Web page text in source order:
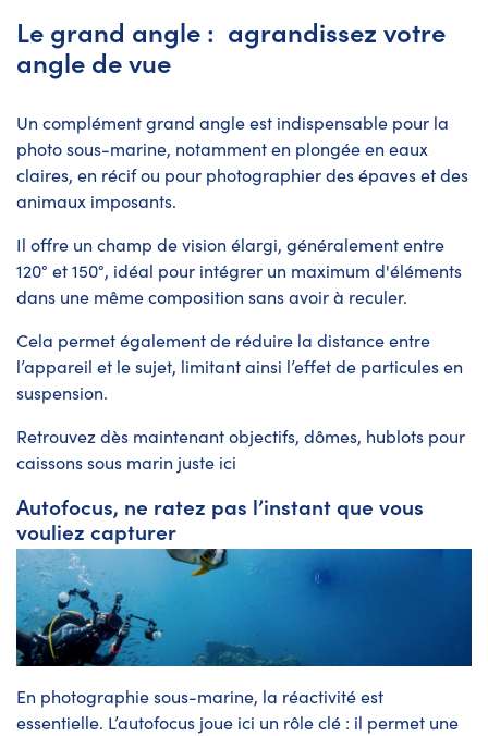
Le grand angle : agrandissez votre
angle de vue
Un complément grand angle est indispensable pour la
photo sous-marine, notamment en plongée en eaux
claires, en récif ou pour photographier des épaves et des
animaux imposants.
Il offre un champ de vision élargi, généralement entre
120° et 150°, idéal pour intégrer un maximum d'éléments
dans une même composition sans avoir à reculer.
Cela permet également de réduire la distance entre
l’appareil et le sujet, limitant ainsi l’effet de particules en
suspension.
Retrouvez dès maintenant objectifs, dômes, hublots pour
caissons sous marin juste ici
Autofocus, ne ratez pas l’instant que vous
vouliez capturer
En photographie sous-marine, la réactivité est
essentielle. L’autofocus joue ici un rôle clé : il permet une